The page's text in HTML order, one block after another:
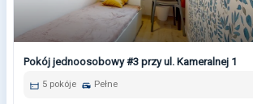
Pokój jednoosobowy #3 przy ul. Kameralnej 1
5 pokóje Pełne